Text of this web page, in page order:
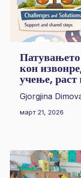
кон
учење, раст
Gjorgjina
март 21, 2026